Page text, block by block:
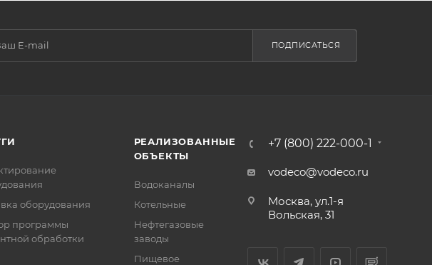
ПОДПИСАТЬСЯ
оборудования
программы
обработки
РЕАЛИЗОВАННЫЕ
ОБЪЕКТЫ
Водоканалы
Котельные
Нефтегазовые
заводы
Пищевое
+7 (800) 222-000-1
vodeco@vodeco.ru
Москва, ул.1-я
Вольская, 31